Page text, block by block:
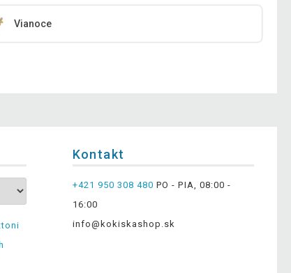
Vianoce
Kontakt
+421 950 308 480 PO - PIA, 08:00 -
16:00
info@kokiskashop.sk